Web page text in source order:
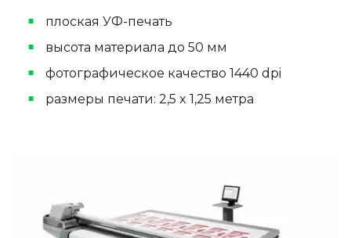
плоская УФ-печать
высота материала до 50 мм
фотографическое качество 1440 dpi
размеры печати: 2,5 x 1,25 метра